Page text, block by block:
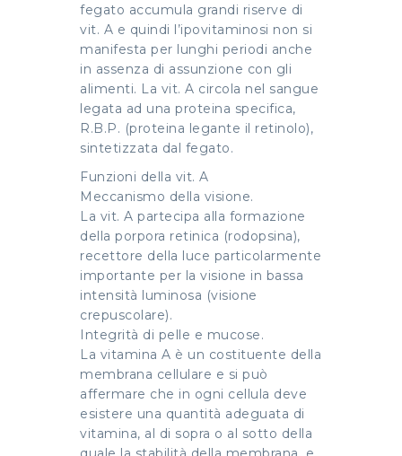
fegato accumula grandi riserve di
vit. A e quindi l’ipovitaminosi non si
manifesta per lunghi periodi anche
in assenza di assunzione con gli
alimenti. La vit. A circola nel sangue
legata ad una proteina specifica,
R.B.P. (proteina legante il retinolo),
sintetizzata dal fegato.
Funzioni della vit. A
Meccanismo della visione.
La vit. A partecipa alla formazione
della porpora retinica (rodopsina),
recettore della luce particolarmente
importante per la visione in bassa
intensità luminosa (visione
crepuscolare).
Integrità di pelle e mucose.
La vitamina A è un costituente della
membrana cellulare e si può
affermare che in ogni cellula deve
esistere una quantità adeguata di
vitamina, al di sopra o al sotto della